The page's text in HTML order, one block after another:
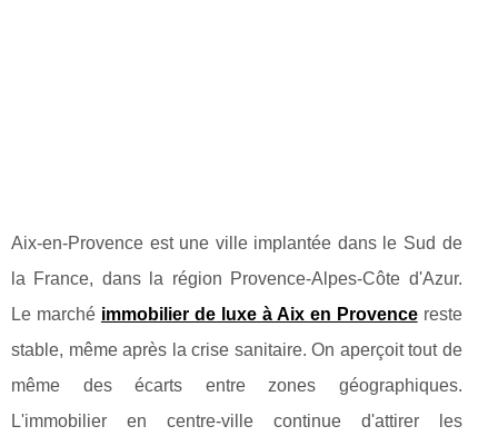
Aix-en-Provence est une ville implantée dans le Sud de
la France, dans la région Provence-Alpes-Côte d'Azur.
Le marché immobilier de luxe à Aix en Provencereste
stable, même après la crise sanitaire. On aperçoit tout de
même des écarts entre zones géographiques.
L'immobilier en centre-ville continue d'attirer les